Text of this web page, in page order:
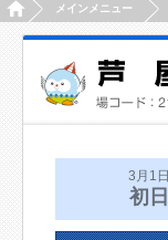
HOMEメインメニュー
3月1日
初日